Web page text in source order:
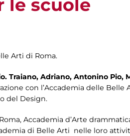
le scuole
Arti di Roma.
Traiano, Adriano, Antonino Pio,
con l’Accademia delle Belle
del Design.
Accademia d’Arte
di Belle Arti nelle loro